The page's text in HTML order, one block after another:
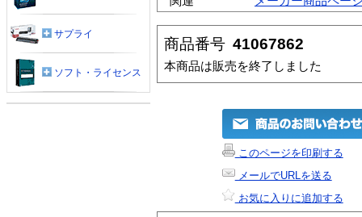
商品番号 41067862
本商品は販売を終了しました
このページを印刷する
メールでURLを送る
お気に入りに追加する
サプライ
ソフト・ライセンス